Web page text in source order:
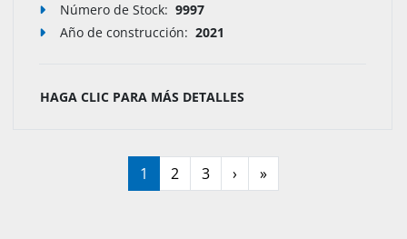
Número de Stock: 9997
Año de construcción: 2021
HAGA CLIC PARA MÁS DETALLES
1 2 3 › »